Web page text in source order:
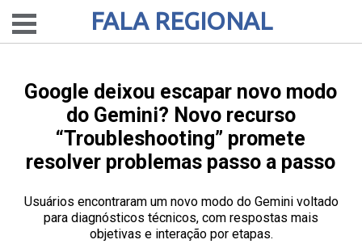
FALA REGIONAL
Google deixou escapar novo modo
do Gemini? Novo recurso
“Troubleshooting” promete
resolver problemas passo a passo
Usuários encontraram um novo modo do Gemini voltado
para diagnósticos técnicos, com respostas mais
objetivas e interação por etapas.